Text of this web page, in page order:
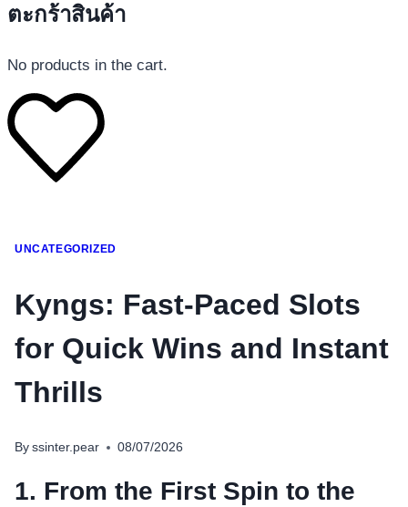
โทรศัพท์มือถือ
อุปกรณ์เสริมโทรศัพท์
สินค้าตามแบรนด์
ตะกร้าสินค้า
No products in the cart.
UNCATEGORIZED
Kyngs: Fast‑Paced Slots
for Quick Wins and Instant
Thrills
By ssinter.pear 08/07/2026
1. From the First Spin to the